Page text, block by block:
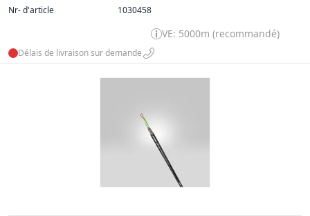
Nr- d'article
1030458
VE: 5000m (recommandé)
Délais de livraison sur demande